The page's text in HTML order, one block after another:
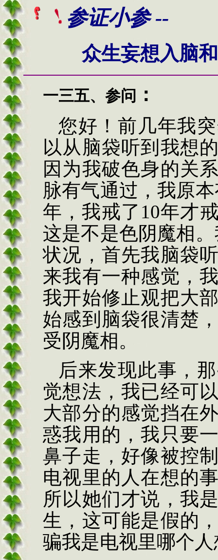
参证小参 --
众生妄想入脑
一三五、 参问
：
您好！前几年我
以从脑袋听到我想
因为我破色身的关
脉有气通过，我原
年，我戒了 10年才
这是不是色阴魔相
状况，首先我脑袋
来我有一种感觉，
我开始修止观把大
始感到脑袋很清楚
受阴魔相。
后来发现此事，
觉想法，我已经可
大部分的感觉挡在
惑我用的，我只要
鼻子走，好像被控
电视里的人在想的
所以她们才说，我
生，这可能是假的
骗我是电视里哪个